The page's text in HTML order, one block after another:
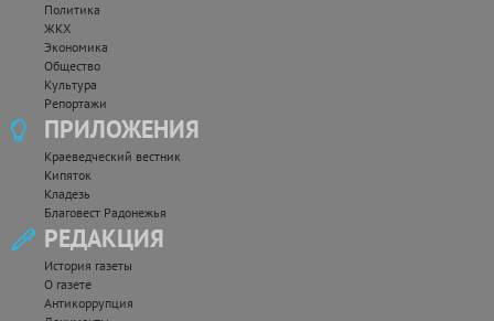
Политика
ЖКХ
Экономика
Общество
Культура
Репортажи
ПРИЛОЖЕНИЯ
Краеведческий вестник
Кипяток
Кладезь
Благовест Радонежья
РЕДАКЦИЯ
История газеты
О газете
Антикоррупция